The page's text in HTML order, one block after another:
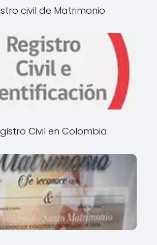
civil de Matrimonio
Civil en Colombia